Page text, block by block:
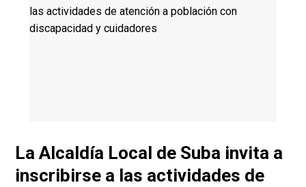
La Alcaldía Local de Suba invita a
inscribirse a las actividades de